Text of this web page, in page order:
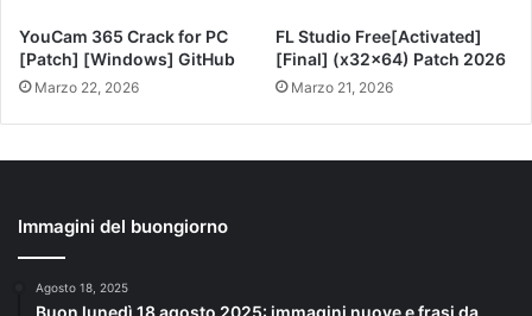
YouCam 365 Crack for PC
[Patch] [Windows] GitHub
Marzo 22, 2026
FL Studio Free[Activated]
[Final] (x32x64) Patch 2026
Marzo 21, 2026
Immagini del buongiorno
Agosto 18, 2025
Buon lunedì 18 agosto 2025: immagini nuove e frasi da